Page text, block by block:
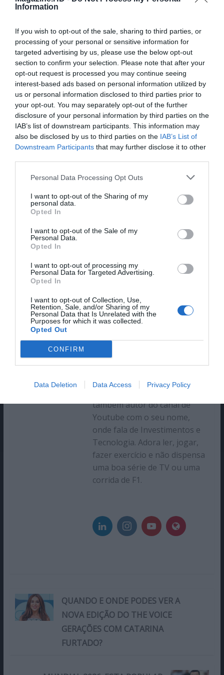
Information
If you wish to opt-out of the sale, sharing to third parties, or
processing of your personal or sensitive information for
targeted advertising by us, please use the below opt-out
section to confirm your selection. Please note that after your
opt-out request is processed you may continue seeing
interest-based ads based on personal information utilized by
us or personal information disclosed to third parties prior to
your opt-out. You may separately opt-out of the further
disclosure of your personal information by third parties on the
IAB’s list of downstream participants. This information may
also be disclosed by us to third parties on the IAB’s List of
Downstream Participants that may further disclose it to other
Personal Data Processing Opt Outs
I want to opt-out of the Sharing of my
personal data.
Opted In
I want to opt-out of the Sale of my
Personal Data.
Opted In
I want to opt-out of processing my
Personal Data for Targeted Advertising.
Opted In
I want to opt-out of Collection, Use,
Retention, Sale, and/or Sharing of my
Personal Data that Is Unrelated with the
Purposes for which it was collected.
Opted Out
CONFIRM
Data Deletion Data Access Privacy Policy
difícil, mas no seu estilo, poucos lhe farão frente,
várias nomeações em diferentes categorias. Mas,
talvez mais importante do que ser jogo do ano,
seja a resposta a uma simples pergunta. É um
jogo divertido? A resposta é sim, claramente, e
provavelmente, para quem o jogar, será um dos
melhores jogos do ano, porque é um jogo que é
difícil não se gostar.
Luis Pinto
Atual CTO da empresa
genesis.studio, é especialista
na qual trabalha desde 2005),
vários eventos. Trabalhou em
diversas áreas de negócio,
telecomunicações, retalho ou
armamento militar, sem
principalmente no site MHD –
Magazine.HD e no seu blogue
Ler y Criticar (com o qual
ganhou vários prémios
nacionais). Atualmente é
também autor do canal de
Youtube com o seu nome,
onde fala de Investimentos e
Tecnologia. Adora ler, jogar,
fazer exercício e não dispensa
uma boa série de TV ou uma
corrida de F1.
QUANDO E ONDE PODES VER A
NOVA EDIÇÃO DO THE VOICE
GERAÇÕES COM CATARINA
FURTADO?